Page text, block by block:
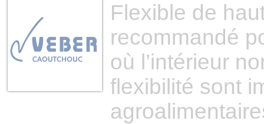
Flexible de
recommandé
où l’intérieur
flexibilité sont